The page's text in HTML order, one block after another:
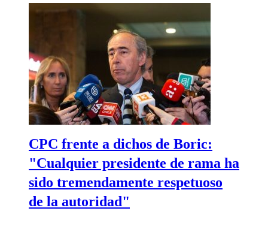
CPC frente a dichos de Boric:
"Cualquier presidente de rama ha
sido tremendamente respetuoso
de la autoridad"